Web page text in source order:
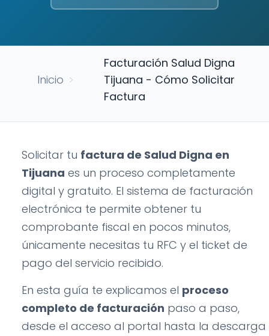
Inicio >
Facturación Salud Digna
Tijuana - Cómo Solicitar
Factura
Solicitar tu factura de Salud Digna en
Tijuana es un proceso completamente
digital y gratuito. El sistema de facturación
electrónica te permite obtener tu
comprobante fiscal en pocos minutos,
únicamente necesitas tu RFC y el ticket de
pago del servicio recibido.
En esta guía te explicamos el proceso
completo de facturación paso a paso,
desde el acceso al portal hasta la descarga